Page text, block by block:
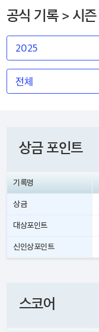
공식 기록 > 시즌
상금 포인트
기록명
상금
대상포인트
신인상포인트
스코어